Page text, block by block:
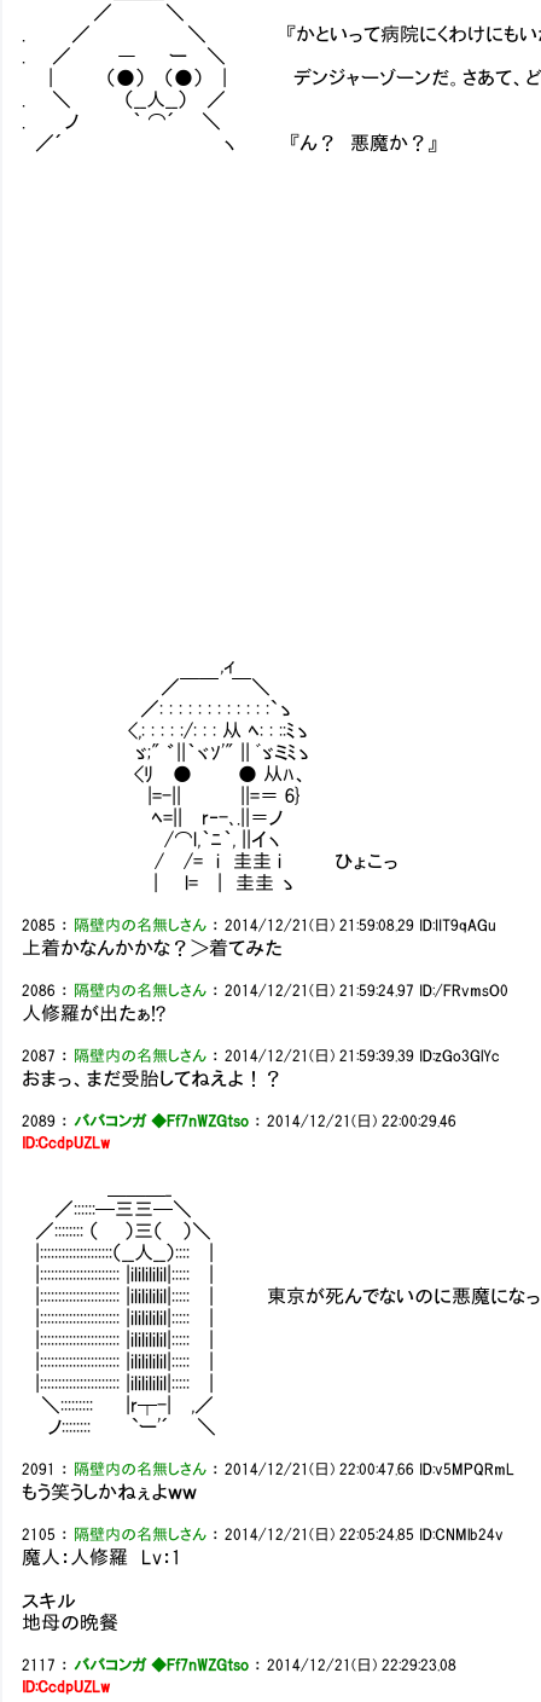
／ ＼
. ／ ＼ 『かといって病院にくわけにもいかない
. ／ ― ー ＼
| （●） （●） | デンジャーゾーンだ。さあて、ど
. ＼ （__人__） ／
. ノ ｀ ⌒´ ＼
／´ ヽ 『ん？ 悪魔か？』
,ィ
／￣￣ ￣＼
／: : : : : : : : : : : :`ゝ
<,: : : : :/: : : 从 ﾍ: : ::ﾐゝ
ゞ;" ゛||｀ヾｿ'" || ﾞゞミﾐゝ
<ﾘ ● ● 从ﾊ、
|=-|| ||=＝ 6}
ﾍ=|| r‐-､.||＝ノ
/⌒l,｀ﾆ｀, ||イヽ
/ /= i 圭圭 i ひょこっ
| l= | 圭圭 ゝ
2085 ： 隔壁内の名無しさん ：2014/12/21(日) 21:59:08.29 ID:IIT9qAGu
上着かなんかかな？＞着てみた
2086 ： 隔壁内の名無しさん ：2014/12/21(日) 21:59:24.97 ID:/FRvmsO0
人修羅が出たぁ!?
2087 ： 隔壁内の名無しさん ：2014/12/21(日) 21:59:39.39 ID:zGo3GlYc
おまっ、まだ受胎してねえよ！？
2089 ： ババコンガ ◆Ff7nWZGtso ：2014/12/21(日) 22:00:29.46
ID:CcdpUZLw
／::::::─三三─＼
／:::::::: （ ）三（ ）＼
|::::::::::::::::::::（__人__）:::: |
|:::::::::::::::::::::: |ililililil|::::: |
|:::::::::::::::::::::: |ililililil|::::: | 東京が死んでないのに悪魔にな
|:::::::::::::::::::::: |ililililil|::::: |
|:::::::::::::::::::::: |ililililil|::::: |
|:::::::::::::::::::::: |ililililil|::::: |
|:::::::::::::::::::::: |ililililil|::::: |
＼::::::::: |r┬-| ,／
ノ:::::::: `ー'´ ＼
2091 ： 隔壁内の名無しさん ：2014/12/21(日) 22:00:47.66 ID:v5MPQRmL
もう笑うしかねぇよｗｗ
2105 ： 隔壁内の名無しさん ：2014/12/21(日) 22:05:24.85 ID:CNMlb24v
魔人：人修羅 Lv：1
スキル
地母の晩餐
2117 ： ババコンガ ◆Ff7nWZGtso ：2014/12/21(日) 22:29:23.08
ID:CcdpUZLw